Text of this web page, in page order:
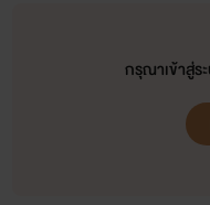
กรุณาเข้าสู่ร